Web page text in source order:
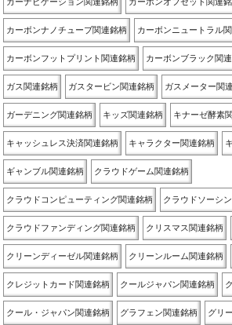
カーボンナノチューブ関連銘柄 カーボンニュートラル
カーボンフットプリント関連銘柄 カーボンブラック関
ガス関連銘柄 ガスタービン関連銘柄 ガスメーター関
ガーデニング関連銘柄 キッズ関連銘柄 キナーゼ酵素
キャッシュレス決済関連銘柄 キャラクター関連銘柄
ギャンブル関連銘柄 クラウドゲーム関連銘柄
クラウドコンピューティング関連銘柄 クラウドソーシ
クラウドファンディング関連銘柄 クリスマス関連銘柄
クリーンディーゼル関連銘柄 クリーンルーム関連銘柄
クレジットカード関連銘柄 クールジャパン関連銘柄
クール・ジャパン関連銘柄 グラフェン関連銘柄 グリ